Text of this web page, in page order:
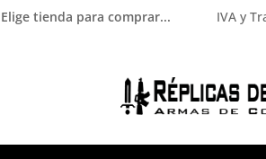
Elige tienda para comprar... IVA y